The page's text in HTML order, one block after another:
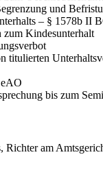
und
– § 1578b II
zum Kindesunterhalt
titulierten
bis zum
Richter am